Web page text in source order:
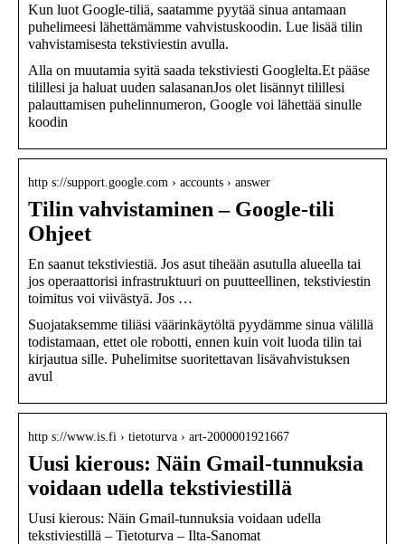
Kun luot Google-tiliä, saatamme pyytää sinua antamaan
puhelimeesi lähettämämme vahvistuskoodin. Lue lisää tilin
vahvistamisesta tekstiviestin avulla.
Alla on muutamia syitä saada tekstiviesti Googlelta.Et pääse
tilillesi ja haluat uuden salasananJos olet lisännyt tilillesi
palauttamisen puhelinnumeron, Google voi lähettää sinulle
koodin
http s://support.google.com › accounts › answer
Tilin vahvistaminen – Google-tili
Ohjeet
En saanut tekstiviestiä. Jos asut tiheään asutulla alueella tai
jos operaattorisi infrastruktuuri on puutteellinen, tekstiviestin
toimitus voi viivästyä. Jos …
Suojataksemme tiliäsi väärinkäytöltä pyydämme sinua välillä
todistamaan, ettet ole robotti, ennen kuin voit luoda tilin tai
kirjautua sille. Puhelimitse suoritettavan lisävahvistuksen
avul
http s://www.is.fi › tietoturva › art-2000001921667
Uusi kierous: Näin Gmail-tunnuksia
voidaan udella tekstiviestillä
Uusi kierous: Näin Gmail-tunnuksia voidaan udella
tekstiviestillä – Tietoturva – Ilta-Sanomat